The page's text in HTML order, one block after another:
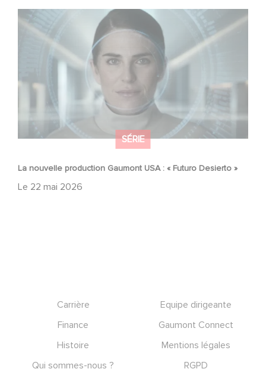
SÉRIE
La nouvelle production Gaumont USA : « Futuro Desierto »
Le 22 mai 2026
La nouvelle production Gaumont USA : « Futuro Desierto
Carrière
Equipe dirigeante
Finance
Gaumont Connect
Histoire
Mentions légales
Qui sommes-nous ?
RGPD